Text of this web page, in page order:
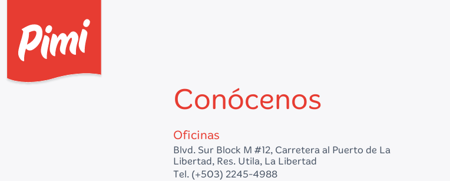
Conócenos
Oficinas
Blvd. Sur Block M #12, Carretera al Puerto de La
Libertad, Res. Utila, La Libertad
Tel. (+503) 2245-4988